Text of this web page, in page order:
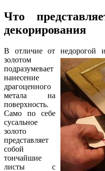
Что
декорирования
В отличие от недорогой
золотом
подразумевает
нанесение
драгоценного
метала на
поверхность.
Само по себе
сусальное
золото
представляет
собой
тончайшие
листы с